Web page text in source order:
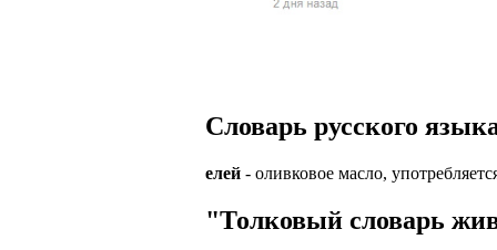
надежность и
ВНИМАНИЕ: Мы
имеет права
Варианты: 1)
Авто
Никаких % и
Гибкий
Смартфон для
Словарь русского
елей - оливковое масло,
"Толковый словарь